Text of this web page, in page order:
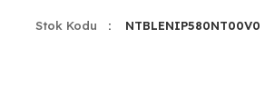
Stok Kodu NTBLENIP580NT00V0